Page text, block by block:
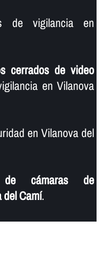
de vigilancia en
cerrados de video
en Vilanova
en Vilanova del
cámaras de
Camí.